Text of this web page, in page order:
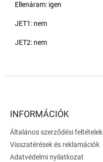
Ellenáram: igen
JET1: nem
JET2: nem
INFORMÁCIÓK
Általános szerződési feltételek
Visszatérések és reklamációk
Adatvédelmi nyilatkozat